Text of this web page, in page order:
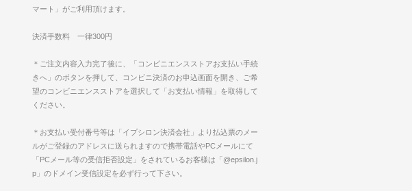
マート」がご利用頂けます。
決済手数料 一律300円
＊ご注文内容入力完了後に、「コンビニエンスストアお支払い手続
きへ」のボタンを押して、コンビニ決済のお申込画面を開き、ご希
望のコンビニエンスストアを選択して「お支払い情報」を取得して
ください。
＊お支払い受付番号等は「イプシロン決済会社」より払込票のメー
ルがご登録のアドレスに送られますので携帯電話やPCメールにて
「PCメール等の受信拒否設定」をされているお客様は「@epsilon.j
p」のドメイン受信設定を必ず行って下さい。